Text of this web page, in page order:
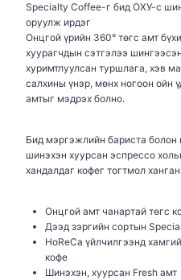
Specialty Coffee-г бид ОХУ-с
оруулж ирдэг
Онцгой үрийн 360° төгс амт
хуурагчдын сэтгэлээ
хуримтлуулсан туршлага, хэв
салхины үнэр, мөнх ногоон ойн
амтыг мэдрэх болно.
Бид мэргэжлийн бариста болон
шинэхэн хуурсан эспрессо
хандалдаг кофег тогтмол
Онцгой амт чанартай төгс
Дээд зэргийн сортын
НoReCa үйлчилгээнд
кофе
Шинэхэн, хуурсан Fresh амт